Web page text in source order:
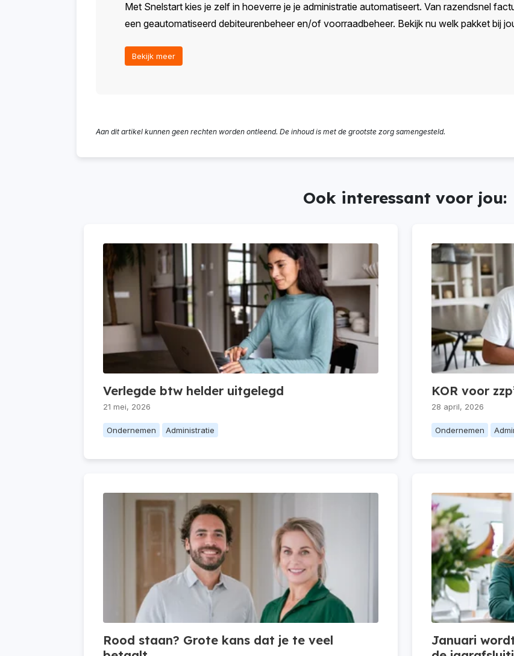
Met Snelstart kies je zelf in hoeverre je je administratie automatiseert. Van razendsnel
een geautomatiseerd debiteurenbeheer en/of voorraadbeheer. Bekijk nu welk pakket bij
Bekijk meer
Aan dit artikel kunnen geen rechten worden ontleend. De inhoud is met de grootste zorg samengesteld.
Ook interessant voor jou:
Verlegde btw helder uitgelegd
21 mei, 2026
Ondernemen Administratie
KOR voor
28 april, 2026
Ondernemen
Rood staan? Grote kans dat je te veel
Januari